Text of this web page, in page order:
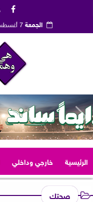
الجمعة
الرئيسية خارجي وداخلي
صحتك